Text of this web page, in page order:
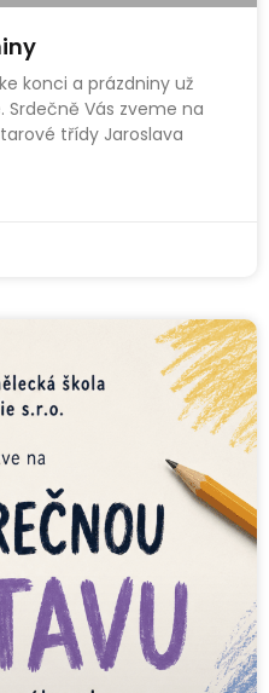
konci a prázdniny už
Vás zveme na
třídy Jaroslava